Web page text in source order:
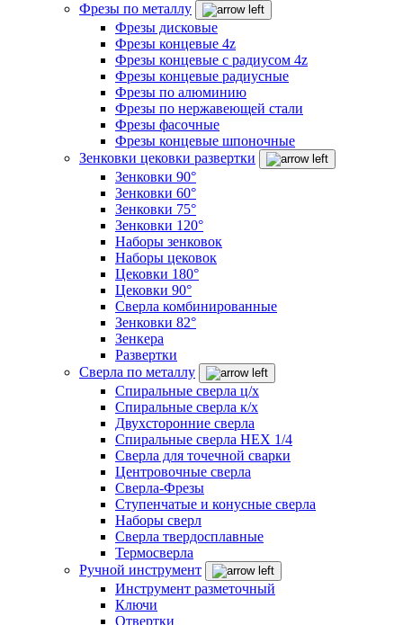
Фрезы по металлу
Фрезы дисковые
Фрезы концевые 4z
Фрезы концевые с радиусом 4z
Фрезы концевые радиусные
Фрезы по алюминию
Фрезы по нержавеющей стали
Фрезы фасочные
Фрезы концевые шпоночные
Зенковки цековки развертки
Зенковки 90°
Зенковки 60°
Зенковки 75°
Зенковки 120°
Наборы зенковок
Наборы цековок
Цековки 180°
Цековки 90°
Сверла комбинированные
Зенковки 82°
Зенкера
Развертки
Сверла по металлу
Спиральные сверла ц/х
Спиральные сверла к/х
Двухсторонние сверла
Спиральные сверла HEX 1/4
Сверла для точечной сварки
Центровочные сверла
Сверла-Фрезы
Ступенчатые и конусные сверла
Наборы сверл
Сверла твердосплавные
Термосверла
Ручной инструмент
Инструмент разметочный
Ключи
Отвертки